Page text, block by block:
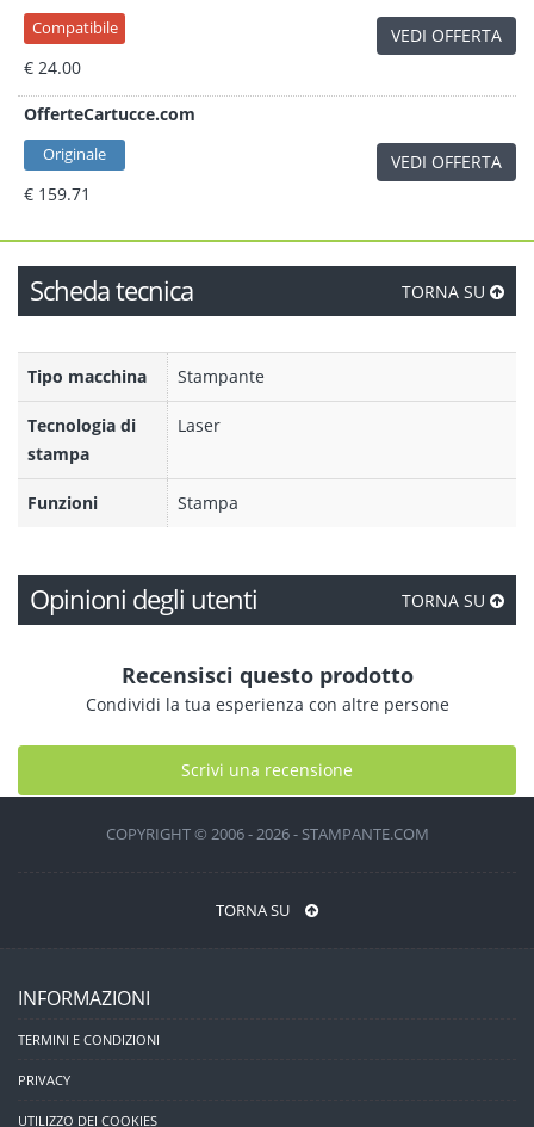
Compatibile
€ 24.00
VEDI OFFERTA
OfferteCartucce.com
Originale
€ 159.71
VEDI OFFERTA
Scheda tecnica TORNA SU
Tipo macchina Stampante
Tecnologia di
stampa
Laser
Funzioni Stampa
Opinioni degli utenti TORNA SU
Recensisci questo prodotto
Condividi la tua esperienza con altre persone
Scrivi una recensione
COPYRIGHT © 2006 - 2026 - STAMPANTE.COM
TORNA SU
INFORMAZIONI
TERMINI E CONDIZIONI
PRIVACY
UTILIZZO DEI COOKIES